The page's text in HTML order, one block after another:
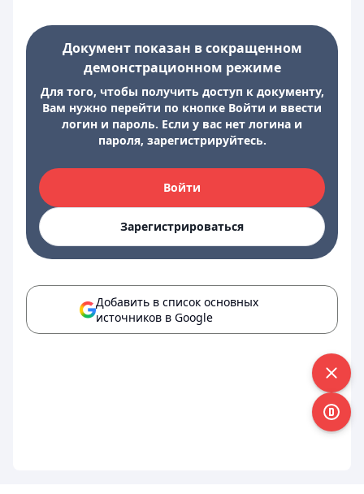
Документ показан в сокращенном
демонстрационном режиме
Для того, чтобы получить доступ к документу,
Вам нужно перейти по кнопке Войти и ввести
логин и пароль. Если у вас нет логина и
пароля, зарегистрируйтесь.
Войти
Зарегистрироваться
Добавить в список основных
источников в Google